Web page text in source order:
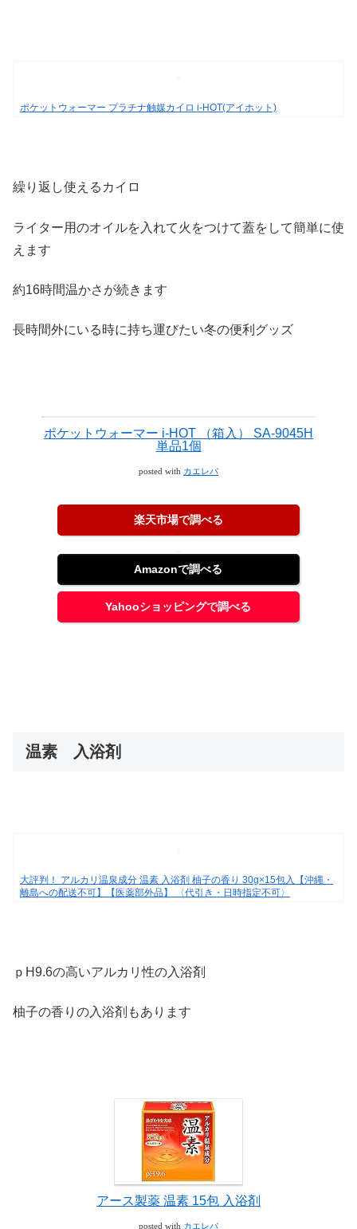
ポケットウォーマー プラチナ触媒カイロ i-HOT(アイホット)
繰り返し使えるカイロ
ライター用のオイルを入れて火をつけて蓋をして簡単に使
えます
約16時間温かさが続きます
長時間外にいる時に持ち運びたい冬の便利グッズ
ポケットウォーマー i-HOT （箱入） SA-9045H
単品1個
posted with カエレバ
楽天市場で調べる
Amazonで調べる
Yahooショッピングで調べる
温素 入浴剤
大評判！ アルカリ温泉成分 温素 入浴剤 柚子の香り 30g×15包入【沖縄・
離島への配送不可】【医薬部外品】 〈代引き・日時指定不可〉
ｐH9.6の高いアルカリ性の入浴剤
柚子の香りの入浴剤もあります
アース製薬 温素 15包 入浴剤
posted with カエレバ